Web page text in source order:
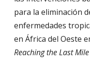
para la eliminación
enfermedades
en África del Oeste
Reaching the Last